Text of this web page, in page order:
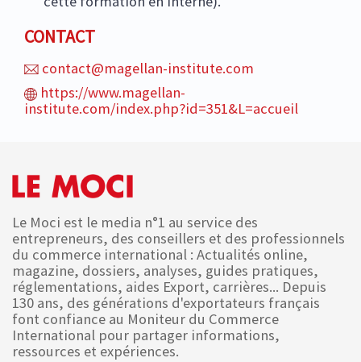
CONTACT
contact@magellan-institute.com
https://www.magellan-
institute.com/index.php?id=351&L=accueil
Le Moci est le media n°1 au service des
entrepreneurs, des conseillers et des professionnels
du commerce international : Actualités online,
magazine, dossiers, analyses, guides pratiques,
réglementations, aides Export, carrières... Depuis
130 ans, des générations d'exportateurs français
font confiance au Moniteur du Commerce
International pour partager informations,
ressources et expériences.